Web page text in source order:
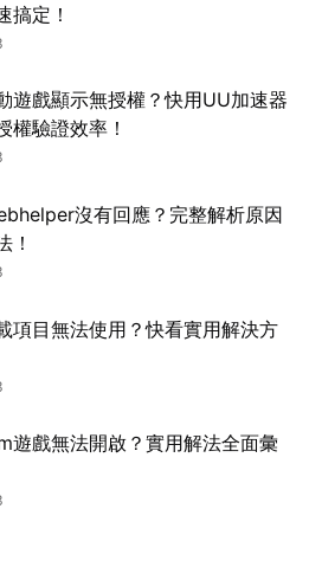
搞定！
遊戲顯示無授權？快用UU加速器
權驗證效率！
沒有回應？完整解析原因
！
項目無法使用？快看實用解決方
遊戲無法開啟？實用解法全面彙